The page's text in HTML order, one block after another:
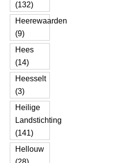
(132)
Heerewaarden
(9)
Hees
(14)
Heesselt
(3)
Heilige
Landstichting
(141)
Hellouw